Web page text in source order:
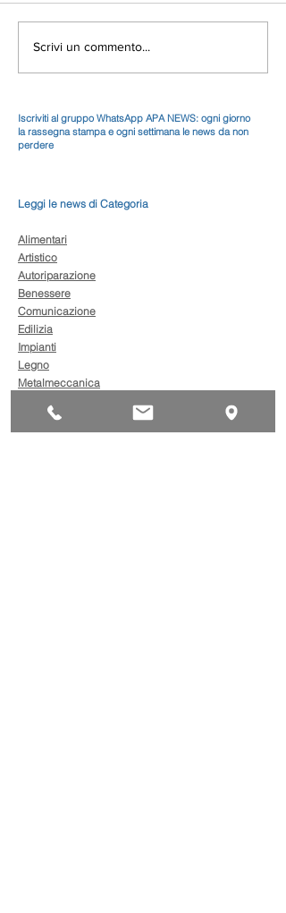
Scrivi un commento...
Iscriviti al gruppo WhatsApp APA NEWS: ogni giorno
la rassegna stampa e ogni settimana le news da non
perdere
Leggi le news di Categoria
Alimentari
Artistico
Autoriparazione
Benessere
Comunicazione
Edilizia
Impianti
Legno
Metalmeccanica
Trasporto